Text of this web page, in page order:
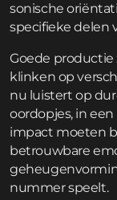
sonische
specifieke delen
Goede
klinken op
nu luistert op
oordopjes, in
impact moeten
betrouwbare
nummer speelt.